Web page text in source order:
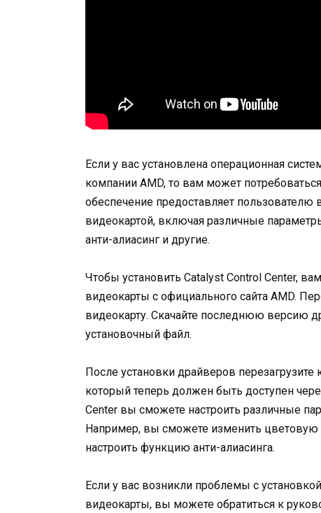
Если у вас установлена операционная
компании AMD, то вам может
обеспечение предоставляет пользователю
видеокартой, включая различные
анти-алиасинг и другие.
Чтобы установить Catalyst Control Center,
видеокарты с официального сайта AMD.
видеокарту. Скачайте последнюю версию
установочный файл.
После установки драйверов
который теперь должен быть доступен
Center вы сможете настроить различные
Например, вы сможете изменить цветовую
настроить функцию анти-алиасинга.
Если у вас возникли проблемы с
видеокарты, вы можете обратиться к